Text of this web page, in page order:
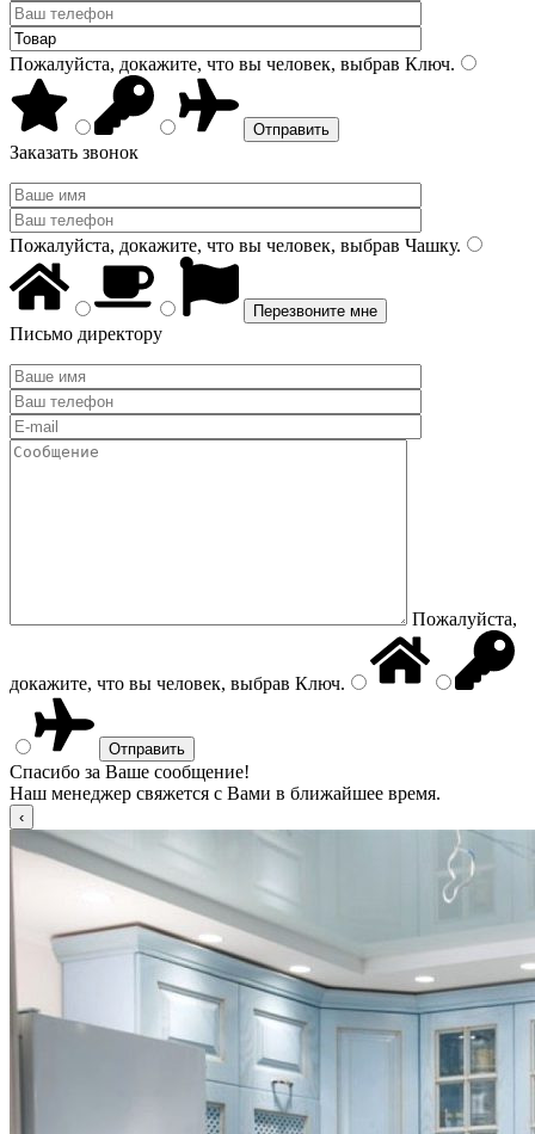
Пожалуйста, докажите, что вы человек, выбрав Ключ.
Заказать звонок
Пожалуйста, докажите, что вы человек, выбрав Чашку.
Письмо директору
Пожалуйста,
докажите, что вы человек, выбрав Ключ.
Спасибо за Ваше сообщение!
Наш менеджер свяжется с Вами в ближайшее время.